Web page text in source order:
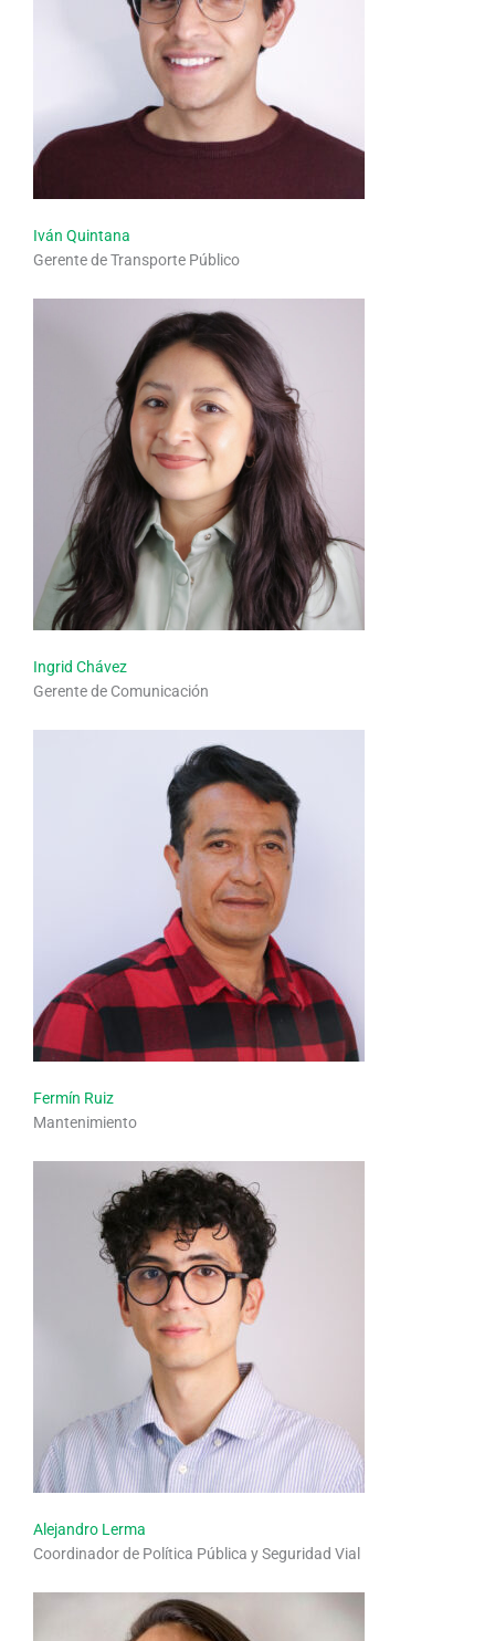
Iván Quintana
Gerente de Transporte Público
Ingrid Chávez
Gerente de Comunicación
Fermín Ruiz
Mantenimiento
Alejandro Lerma
Coordinador de Política Pública y Seguridad Vial